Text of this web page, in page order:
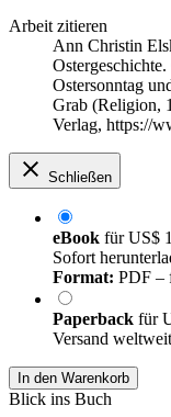
Arbeit zitieren
Ann Christin
Ostersonntag
Grab (Religion,
Verlag, https://
Schließen
eBook fürUS$
Sofort
Format: PDF –
Paperback für
Versand weltweit
In den Warenkorb
Blick ins Buch